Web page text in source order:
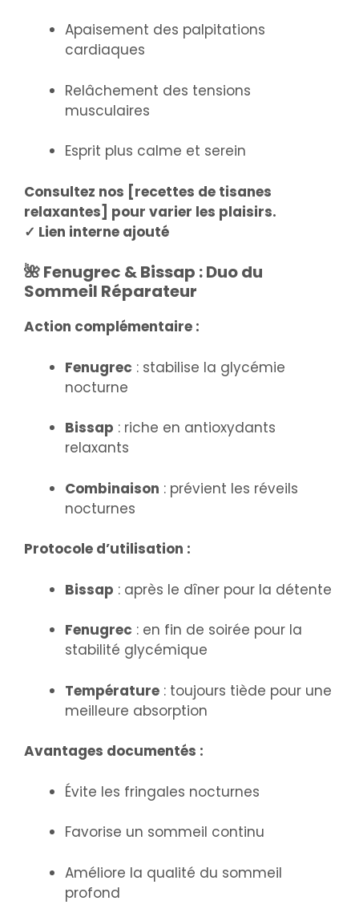
Apaisement des palpitations
cardiaques
Relâchement des tensions
musculaires
Esprit plus calme et serein
Consultez nos [recettes de tisanes
relaxantes] pour varier les plaisirs.
✓ Lien interne ajouté
🌺 Fenugrec & Bissap : Duo du
Sommeil Réparateur
Action complémentaire :
Fenugrec : stabilise la glycémie
nocturne
Bissap : riche en antioxydants
relaxants
Combinaison : prévient les réveils
nocturnes
Protocole d’utilisation :
Bissap : après le dîner pour la détente
Fenugrec : en fin de soirée pour la
stabilité glycémique
Température : toujours tiède pour une
meilleure absorption
Avantages documentés :
Évite les fringales nocturnes
Favorise un sommeil continu
Améliore la qualité du sommeil
profond